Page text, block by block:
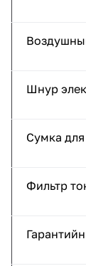
Шнур
Сумка
Фильтр